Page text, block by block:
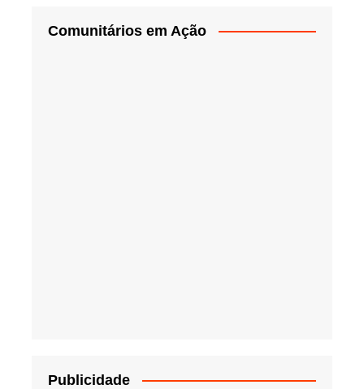
Comunitários em Ação
Publicidade